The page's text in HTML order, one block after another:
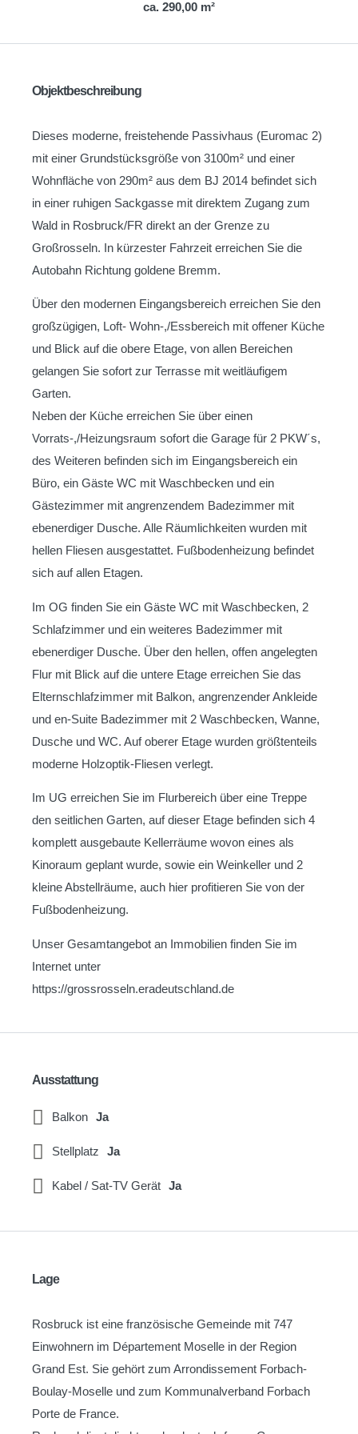
ca. 290,00 m²
Objektbeschreibung
Dieses moderne, freistehende Passivhaus (Euromac 2)
mit einer Grundstücksgröße von 3100m² und einer
Wohnfläche von 290m² aus dem BJ 2014 befindet sich
in einer ruhigen Sackgasse mit direktem Zugang zum
Wald in Rosbruck/FR direkt an der Grenze zu
Großrosseln. In kürzester Fahrzeit erreichen Sie die
Autobahn Richtung goldene Bremm.
Über den modernen Eingangsbereich erreichen Sie den
großzügigen, Loft- Wohn-,/Essbereich mit offener Küche
und Blick auf die obere Etage, von allen Bereichen
gelangen Sie sofort zur Terrasse mit weitläufigem
Garten.
Neben der Küche erreichen Sie über einen
Vorrats-,/Heizungsraum sofort die Garage für 2 PKW´s,
des Weiteren befinden sich im Eingangsbereich ein
Büro, ein Gäste WC mit Waschbecken und ein
Gästezimmer mit angrenzendem Badezimmer mit
ebenerdiger Dusche. Alle Räumlichkeiten wurden mit
hellen Fliesen ausgestattet. Fußbodenheizung befindet
sich auf allen Etagen.
Im OG finden Sie ein Gäste WC mit Waschbecken, 2
Schlafzimmer und ein weiteres Badezimmer mit
ebenerdiger Dusche. Über den hellen, offen angelegten
Flur mit Blick auf die untere Etage erreichen Sie das
Elternschlafzimmer mit Balkon, angrenzender Ankleide
und en-Suite Badezimmer mit 2 Waschbecken, Wanne,
Dusche und WC. Auf oberer Etage wurden größtenteils
moderne Holzoptik-Fliesen verlegt.
Im UG erreichen Sie im Flurbereich über eine Treppe
den seitlichen Garten, auf dieser Etage befinden sich 4
komplett ausgebaute Kellerräume wovon eines als
Kinoraum geplant wurde, sowie ein Weinkeller und 2
kleine Abstellräume, auch hier profitieren Sie von der
Fußbodenheizung.
Unser Gesamtangebot an Immobilien finden Sie im
Internet unter
https://grossrosseln.eradeutschland.de
Ausstattung
Balkon Ja
Stellplatz Ja
Kabel / Sat-TV Gerät Ja
Lage
Rosbruck ist eine französische Gemeinde mit 747
Einwohnern im Département Moselle in der Region
Grand Est. Sie gehört zum Arrondissement Forbach-
Boulay-Moselle und zum Kommunalverband Forbach
Porte de France.